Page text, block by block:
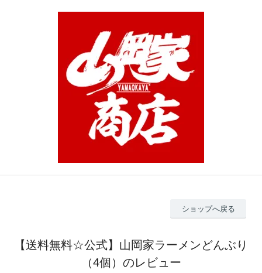
ショップへ戻る
【送料無料☆公式】山岡家ラーメンどんぶり
（4個）のレビュー